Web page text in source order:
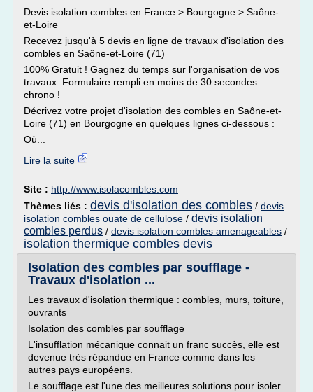
Devis isolation combles en France > Bourgogne > Saône-
et-Loire
Recevez jusqu'à 5 devis en ligne de travaux d'isolation des
combles en Saône-et-Loire (71)
100% Gratuit ! Gagnez du temps sur l'organisation de vos
travaux. Formulaire rempli en moins de 30 secondes
chrono !
Décrivez votre projet d'isolation des combles en Saône-et-
Loire (71) en Bourgogne en quelques lignes ci-dessous :
Où...
Lire la suite
Site : http://www.isolacombles.com
Thèmes liés : devis d'isolation des combles / devis
isolation combles ouate de cellulose / devis isolation
combles perdus / devis isolation combles amenageables /
isolation thermique combles devis
Isolation des combles par soufflage -
Travaux d'isolation ...
Les travaux d'isolation thermique : combles, murs, toiture,
ouvrants
Isolation des combles par soufflage
L'insufflation mécanique connait un franc succès, elle est
devenue très répandue en France comme dans les
autres pays européens.
Le soufflage est l'une des meilleures solutions pour isoler